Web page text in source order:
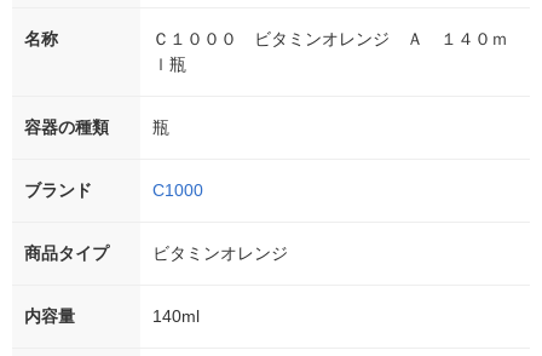
名称
Ｃ１０００ ビタミンオレンジ Ａ １４０ｍ
ｌ瓶
容器の種類 瓶
ブランド C1000
商品タイプ ビタミンオレンジ
内容量 140ml